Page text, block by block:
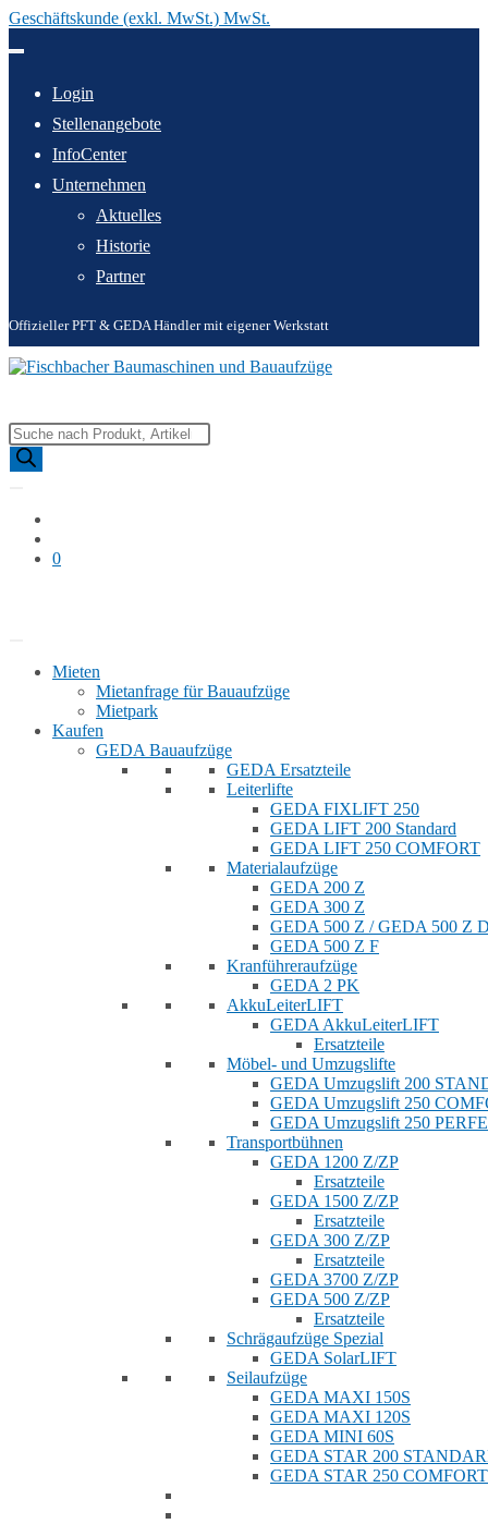
Geschäftskunde (exkl. MwSt.) MwSt.
Inhalt
Login
Stellenangebote
InfoCenter
Unternehmen
Aktuelles
Historie
Partner
Offizieller PFT & GEDA Händler mit eigener Werkstatt
Products
search
0
Mieten
Mietanfrage für Bauaufzüge
Mietpark
Kaufen
GEDA Bauaufzüge
GEDA Ersatzteile
Leiterlifte
GEDA FIXLIFT 250
GEDA LIFT 200 Standard
GEDA LIFT 250 COMFORT
Materialaufzüge
GEDA 200 Z
GEDA 300 Z
GEDA 500 Z / GEDA 500 Z
GEDA 500 Z F
Kranführeraufzüge
GEDA 2 PK
AkkuLeiterLIFT
GEDA AkkuLeiterLIFT
Ersatzteile
Möbel- und Umzugslifte
GEDA Umzugslift 200
GEDA Umzugslift 250
GEDA Umzugslift 250
Transportbühnen
GEDA 1200 Z/ZP
Ersatzteile
GEDA 1500 Z/ZP
Ersatzteile
GEDA 300 Z/ZP
Ersatzteile
GEDA 3700 Z/ZP
GEDA 500 Z/ZP
Ersatzteile
Schrägaufzüge Spezial
GEDA SolarLIFT
Seilaufzüge
GEDA MAXI 150S
GEDA MAXI 120S
GEDA MINI 60S
GEDA STAR 200
GEDA STAR 250 COMFORT